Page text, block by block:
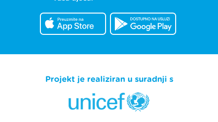
Projekt je realiziran u suradnji s